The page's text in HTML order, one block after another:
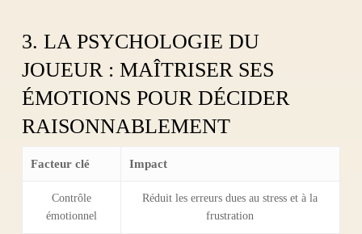
3. LA PSYCHOLOGIE DU
JOUEUR : MAÎTRISER SES
ÉMOTIONS POUR DÉCIDER
RAISONNABLEMENT
Facteur clé Impact
Contrôle
émotionnel
Réduit les erreurs dues au stress et à la
frustration